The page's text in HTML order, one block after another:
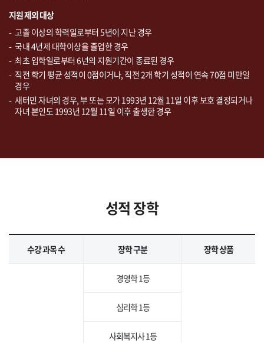
지원 제외 대상
고졸 이상의 학력일로부터 5년이 지난 경우
국내 4년제 대학이상을 졸업한 경우
최초 입학일로부터 6년의 지원기간이 종료된 경우
직전 학기 평균 성적이 0점이거나, 직전 2개 학기 성적이 연속 70점 미만일
경우
새터민 자녀의 경우, 부 또는 모가 1993년 12월 11일 이후 보호 결정되거나
자녀 본인도 1993년 12월 11일 이후 출생한 경우
성적 장학
수강 과목 수 장학 구분 장학 상품
경영학 1등
심리학 1등
사회복지사 1등